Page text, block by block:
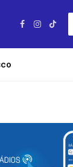
Facebook
Instagram
TikTok